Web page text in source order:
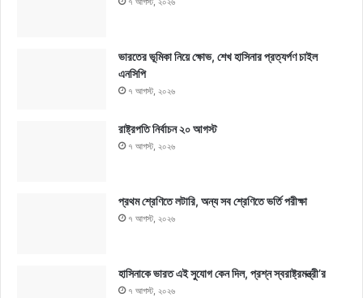
ভারতের ভূমিকা নিয়ে ক্ষোভ, শেখ হাসিনার প্রত্যর্পণ চাইল
এনসিপি
৭ আগস্ট, ২০২৬
রাষ্ট্রপতি নির্বাচন ২০ আগস্ট
৭ আগস্ট, ২০২৬
প্রথম শ্রেণিতে লটারি, অন্য সব শ্রেণিতে ভর্তি পরীক্ষা
৭ আগস্ট, ২০২৬
হাসিনাকে ভারত এই সুযোগ কেন দিল, প্রশ্ন স্বরাষ্ট্রমন্ত্রী’র
৭ আগস্ট, ২০২৬